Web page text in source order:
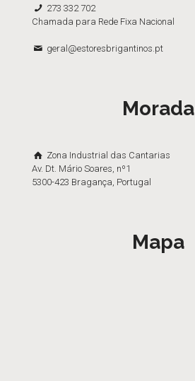
273 332 702
Chamada para Rede Fixa Nacional
geral@estoresbrigantinos.pt
Morada
Zona Industrial das Cantarias
Av. Dt. Mário Soares, nº1
5300-423 Bragança, Portugal
Mapa